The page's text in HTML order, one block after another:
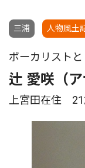
三浦 人物風土
ボーカリスト
辻 愛咲（
上宮田在住